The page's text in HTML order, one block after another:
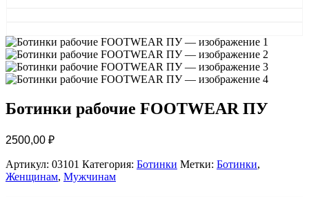
Ботинки рабочие FOOTWEAR ПУ
2500,00 ₽
Артикул: 03101 Категория: Ботинки Метки: Ботинки,
Женщинам, Мужчинам